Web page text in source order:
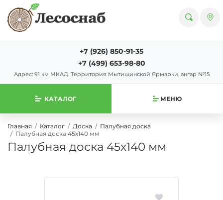
+7 (926) 850-91-35
+7 (499) 653-98-80
Адрес: 91 км МКАД. Территория Мытищинской Ярмарки, ангар №15
КАТАЛОГ МЕНЮ
Главная Каталог Доска
Палубная доска
Палубная доска 45х140 мм
Палубная доска 45х140 мм